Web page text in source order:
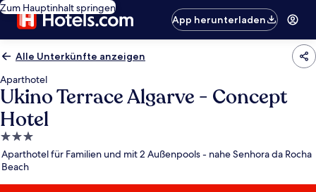
Zum Hauptinhalt springen
App herunterladen
Alle Unterkünfte anzeigen
Aparthotel
Ukino Terrace Algarve - Concept
Hotel
3.0-
Sterne-
Unterkunft
Aparthotel für Familien und mit 2 Außenpools - nahe Senhora da Rocha
Beach